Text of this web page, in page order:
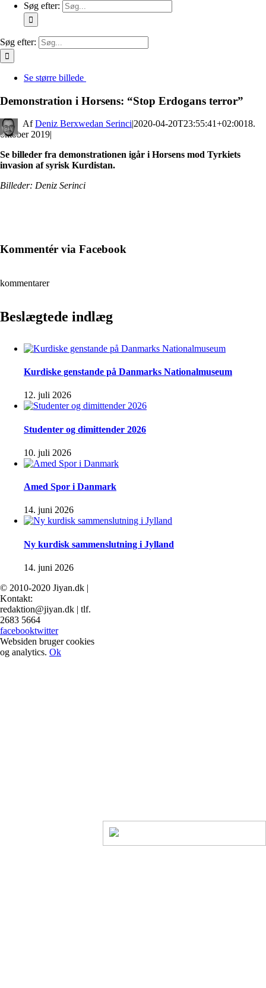
Søg efter:
Søg efter:
Se større billede
Demonstration i Horsens: “Stop Erdogans terror”
By Deniz Berxwedan Serinci|2020-04-20T23:55:41+02:0018.
oktober 2019|
Se billeder fra demonstrationen igår i Horsens mod Tyrkiets
invasion af syrisk Kurdistan.
Billeder: Deniz Serinci
Kommentér via Facebook
kommentarer
Beslægtede indlæg
Kurdiske genstande på Danmarks Nationalmuseum
12. juli 2026
Studenter og dimittender 2026
10. juli 2026
Amed Spor i Danmark
14. juni 2026
Ny kurdisk sammenslutning i Jylland
14. juni 2026
© 2010-2020 Jiyan.dk |
Kontakt:
redaktion@jiyan.dk | tlf.
2683 5664
facebooktwitter
Websiden bruger cookies
og analytics. Ok